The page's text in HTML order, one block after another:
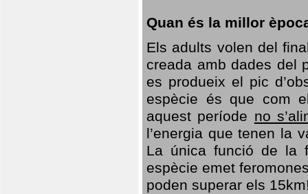
Quan és la millor
Els adults volen del
creada amb dades del
es produeix el pic
espècie és que com
aquest període no
l’energia que tenen la
La única funció de la
espècie emet
poden superar els